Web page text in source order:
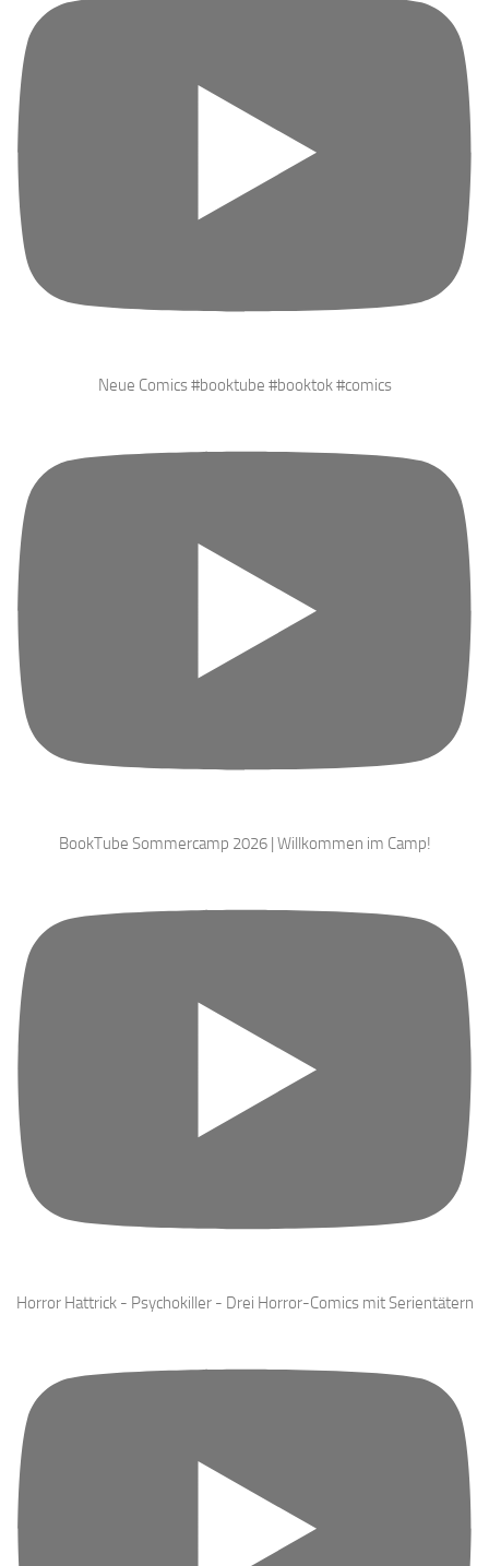
Neue Comics #booktube #booktok #comics
BookTube Sommercamp 2026 | Willkommen im Camp!
Horror Hattrick - Psychokiller - Drei Horror-Comics mit Serientätern